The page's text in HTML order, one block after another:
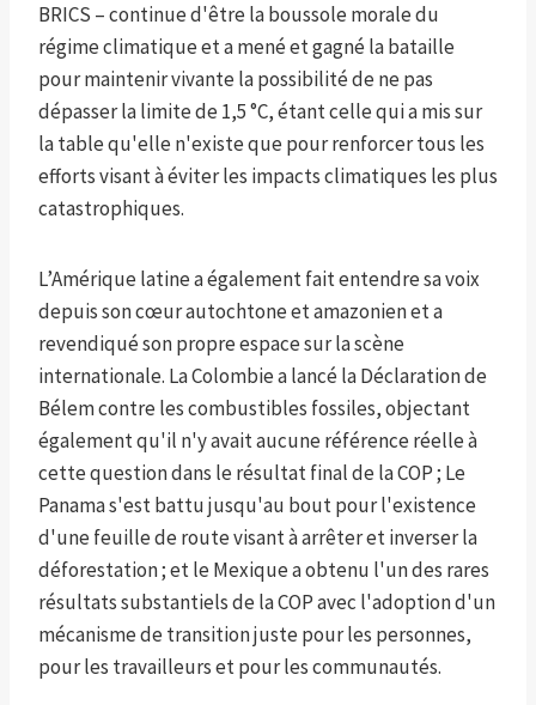
BRICS – continue d'être la boussole morale du
régime climatique et a mené et gagné la bataille
pour maintenir vivante la possibilité de ne pas
dépasser la limite de 1,5 °C, étant celle qui a mis sur
la table qu'elle n'existe que pour renforcer tous les
efforts visant à éviter les impacts climatiques les plus
catastrophiques.
L’Amérique latine a également fait entendre sa voix
depuis son cœur autochtone et amazonien et a
revendiqué son propre espace sur la scène
internationale. La Colombie a lancé la Déclaration de
Bélem contre les combustibles fossiles, objectant
également qu'il n'y avait aucune référence réelle à
cette question dans le résultat final de la COP ; Le
Panama s'est battu jusqu'au bout pour l'existence
d'une feuille de route visant à arrêter et inverser la
déforestation ; et le Mexique a obtenu l'un des rares
résultats substantiels de la COP avec l'adoption d'un
mécanisme de transition juste pour les personnes,
pour les travailleurs et pour les communautés.